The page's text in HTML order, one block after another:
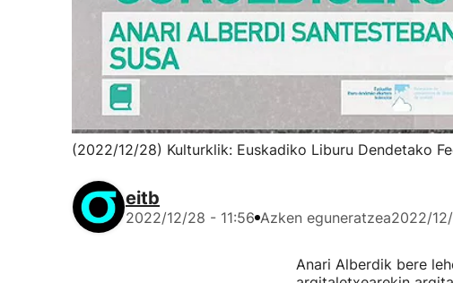
(2022/12/28) Kulturklik: Euskadiko Liburu Dendetako
eitb
2022/12/28 - 11:56 Azken eguneratzea2022/
Anari Alberdik bere